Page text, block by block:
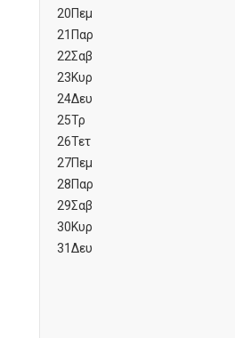
20Πεμ
21 Παρ
22Σαβ
23Κυρ
24Δευ
25Τρ
26Τετ
27Πεμ
28Παρ
29Σαβ
30Κυρ
31Δευ